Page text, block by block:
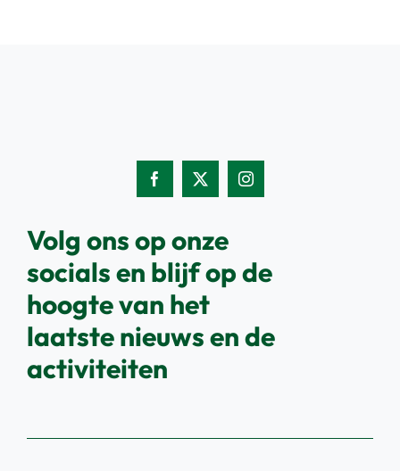
Volg ons op onze
socials en blijf op de
hoogte van het
laatste nieuws en de
activiteiten